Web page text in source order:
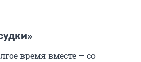
время вместе — со